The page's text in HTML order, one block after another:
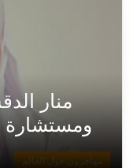
مهاجرون حول العالم
منار
ومستشارة